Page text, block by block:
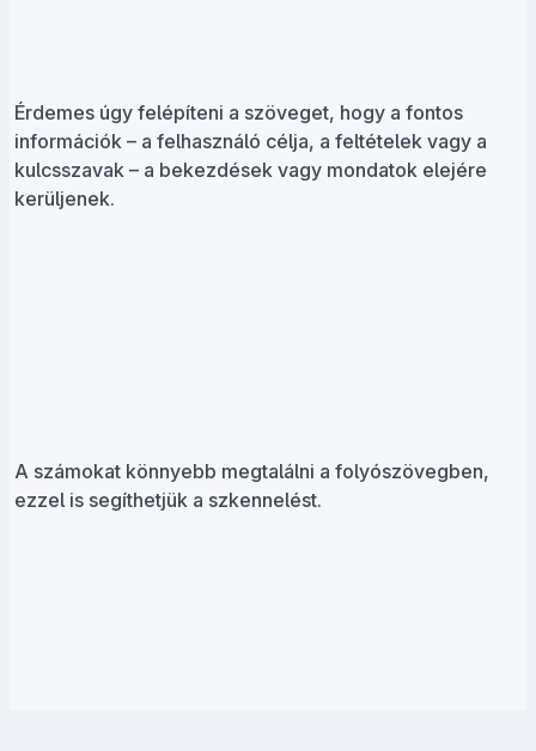
Érdemes úgy felépíteni a szöveget, hogy a fontos
információk – a felhasználó célja, a feltételek vagy a
kulcsszavak – a bekezdések vagy mondatok elejére
kerüljenek.
A számokat könnyebb megtalálni a folyószövegben,
ezzel is segíthetjük a szkennelést.